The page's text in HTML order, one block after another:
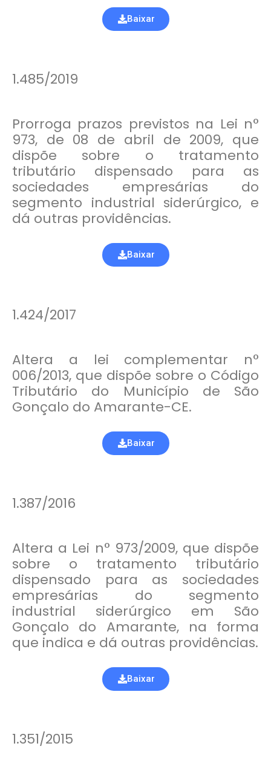
Baixar
1.485/2019
Prorroga prazos previstos na Lei n°
973, de 08 de abril de 2009, que
dispõe sobre o tratamento
tributário dispensado para as
sociedades empresárias do
segmento industrial siderúrgico, e
dá outras providências.
Baixar
1.424/2017
Altera a lei complementar n°
006/2013, que dispõe sobre o Código
Tributário do Município de São
Gonçalo do Amarante-CE.
Baixar
1.387/2016
Altera a Lei n° 973/2009, que dispõe
sobre o tratamento tributário
dispensado para as sociedades
empresárias do segmento
industrial siderúrgico em São
Gonçalo do Amarante, na forma
que indica e dá outras providências.
Baixar
1.351/2015